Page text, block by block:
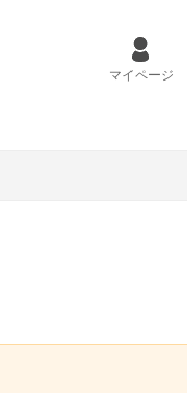
マイページ